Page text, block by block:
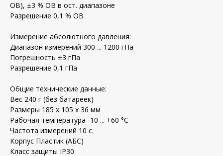
ОВ), ±3 % ОВ в ост. диапазоне
Разрешение 0,1 % ОВ
Измерение абсолютного давления:
Диапазон измерений 300 ... 1200 гПа
Погрешность ±3 гПа
Разрешение 0,1 гПа
Общие технические данные:
Вес 240 г (без батареек)
Размеры 185 x 105 x 36 мм
Рабочая температура -10 ... +60 °C
Частота измерений 10 с.
Корпус Пластик (АБС)
Класс защиты IP30